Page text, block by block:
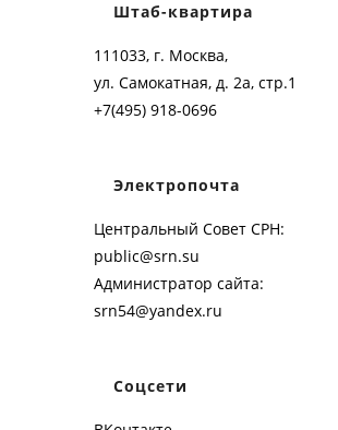
Штаб-квартира
111033, г. Москва,
ул. Самокатная, д. 2а, стр.1
+7(495) 918-0696
Электропочта
Центральный Совет СРН:
public@srn.su
Администратор сайта:
srn54@yandex.ru
Соцсети